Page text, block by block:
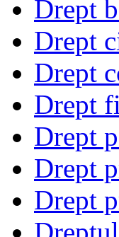
Drept
Drept
Drept
Drept
Drept
Drept
Drept